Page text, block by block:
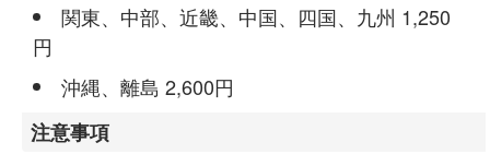
関東、中部、近畿、中国、四国、九州 1,250
円
沖縄、離島 2,600円
注意事項